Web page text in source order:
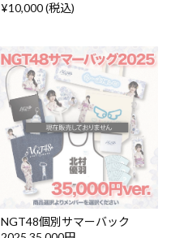
¥10,000 (税込)
NGT48個別サマーバック